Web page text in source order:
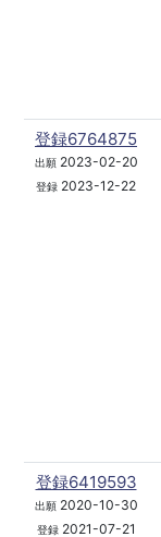
登録6764875
出願2023-02-20
登録 2023-12-22
登録6419593
出願2020-10-30
登録2021-07-21